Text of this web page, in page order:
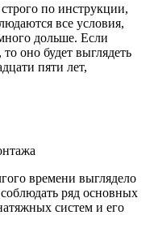
по инструкции,
все условия,
дольше. Если
оно будет выглядеть
пяти лет,
времени выглядело
ряд основных
систем и его